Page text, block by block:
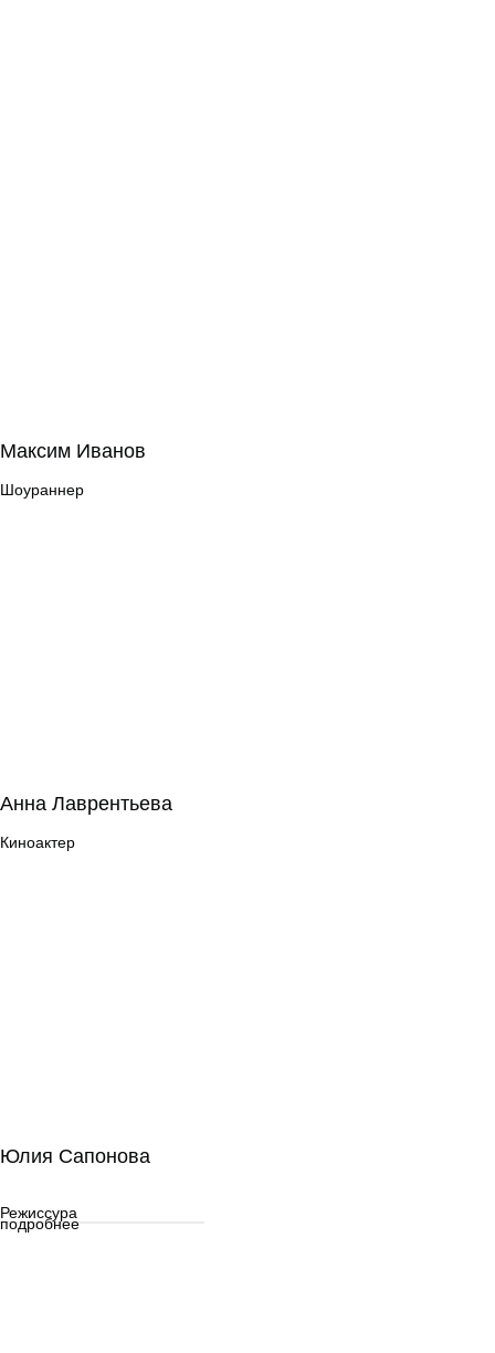
Максим Иванов
Шоураннер
подробнее
Анна Лаврентьева
Киноактер
Юлия Сапонова
Режиссура